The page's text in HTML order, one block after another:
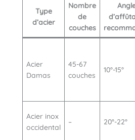
Type
d’acier
Nombre
de
couches
Acier
Damas
45-67
couches
10°-15°
Acier inox
occidental
– 20°-22°